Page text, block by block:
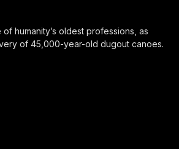
humanity’s oldest professions, as
of 45,000-year-old dugout canoes.